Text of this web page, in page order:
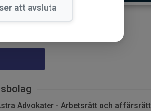
Advokater - Arbetsrätt och affärsrätt
att avsluta